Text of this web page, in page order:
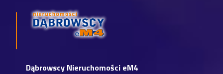
Dąbrowscy Nieruchomości eM4